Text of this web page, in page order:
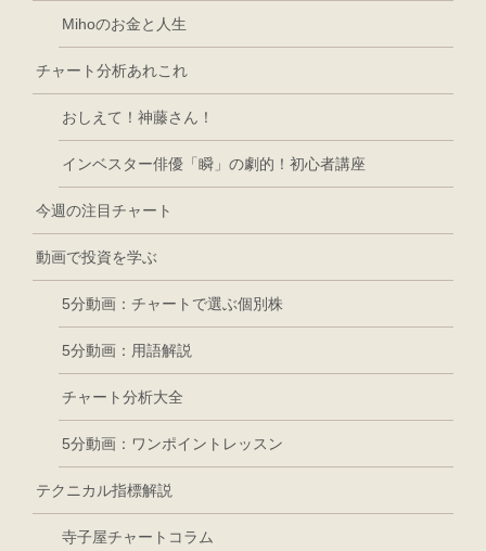
Mihoのお金と人生
チャート分析あれこれ
おしえて！神藤さん！
インベスター俳優「瞬」の劇的！初心者講座
今週の注目チャート
動画で投資を学ぶ
5分動画：チャートで選ぶ個別株
5分動画：用語解説
チャート分析大全
5分動画：ワンポイントレッスン
テクニカル指標解説
寺子屋チャートコラム